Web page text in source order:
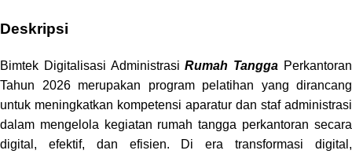
Deskripsi
Bimtek Digitalisasi AdministrasiRumah Tangga Perkantoran
Tahun 2026 merupakan program pelatihan yang dirancang
untuk meningkatkan kompetensi aparatur dan staf administrasi
dalam mengelola kegiatan rumah tangga perkantoran secara
digital, efektif, dan efisien. Di era transformasi digital,